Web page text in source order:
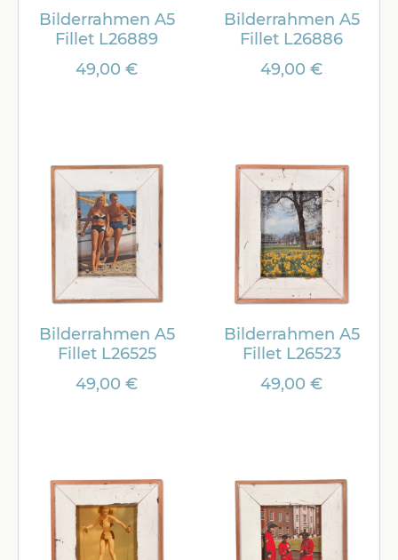
Bilderrahmen A5
Fillet L26889
49,00 €
Bilderrahmen A5
Fillet L26886
49,00 €
Bilderrahmen A5
Fillet L26525
49,00 €
Bilderrahmen A5
Fillet L26523
49,00 €